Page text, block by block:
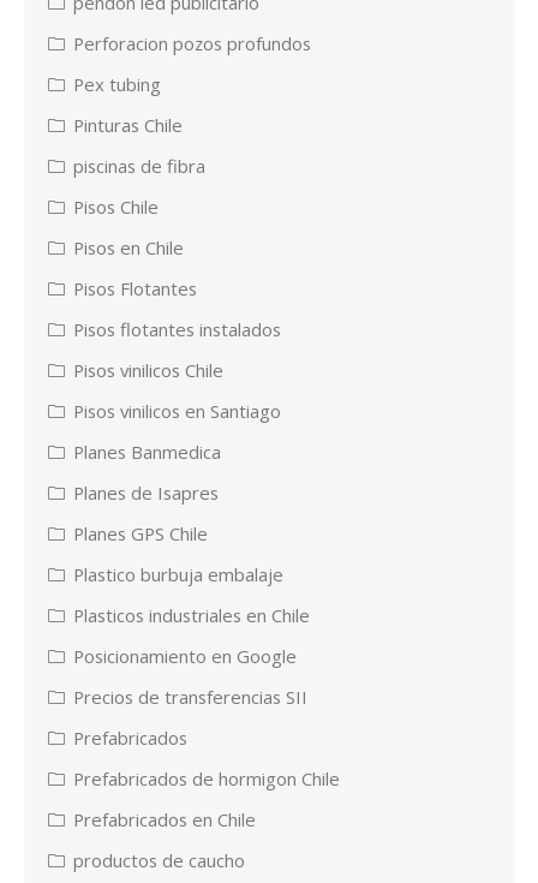
Perforacion pozos profundos
Pex tubing
Pinturas Chile
piscinas de fibra
Pisos Chile
Pisos en Chile
Pisos Flotantes
Pisos flotantes instalados
Pisos vinilicos Chile
Pisos vinilicos en Santiago
Planes Banmedica
Planes de Isapres
Planes GPS Chile
Plastico burbuja embalaje
Plasticos industriales en Chile
Posicionamiento en Google
Precios de transferencias SII
Prefabricados
Prefabricados de hormigon Chile
Prefabricados en Chile
productos de caucho